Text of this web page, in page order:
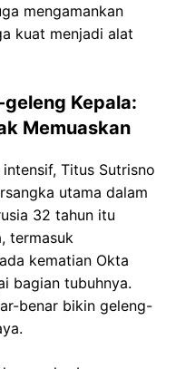
mengamankan
kuat menjadi alat
Kepala:
Memuaskan
Titus Sutrisno
utama dalam
32 tahun itu
termasuk
kematian Okta
bagian tubuhnya.
benar bikin geleng-